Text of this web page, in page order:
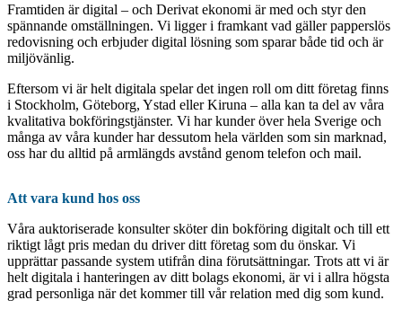
Framtiden är digital – och Derivat ekonomi är med och styr den
spännande omställningen. Vi ligger i framkant vad gäller papperslös
redovisning och erbjuder digital lösning som sparar både tid och är
miljövänlig.
Eftersom vi är helt digitala spelar det ingen roll om ditt företag finns
i Stockholm, Göteborg, Ystad eller Kiruna – alla kan ta del av våra
kvalitativa bokföringstjänster. Vi har kunder över hela Sverige och
många av våra kunder har dessutom hela världen som sin marknad,
oss har du alltid på armlängds avstånd genom telefon och mail.
Att vara kund hos oss
Våra auktoriserade konsulter sköter din bokföring digitalt och till ett
riktigt lågt pris medan du driver ditt företag som du önskar. Vi
upprättar passande system utifrån dina förutsättningar. Trots att vi är
helt digitala i hanteringen av ditt bolags ekonomi, är vi i allra högsta
grad personliga när det kommer till vår relation med dig som kund.